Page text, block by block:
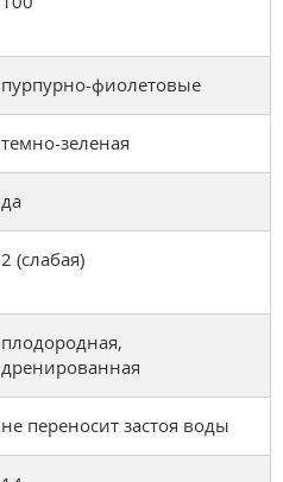
пурпурно-фиолетовые
темно-зеленая
да
2 (слабая)
плодородная,
дренированная
не переносит застоя воды